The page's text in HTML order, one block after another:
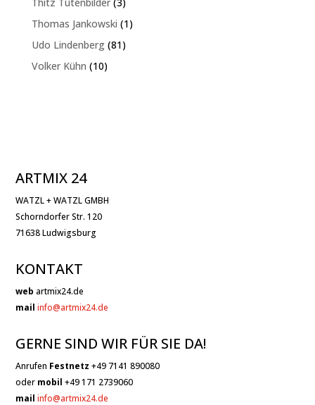
Produkte
Thomas Jankowski 11
Udo Lindenberg 8181
Volker Kühn 1010
ARTMIX 24
WATZL + WATZL GMBH
Schorndorfer Str. 120
71638 Ludwigsburg
KONTAKT
web artmix24.de
mail info@artmix24.de
GERNE SIND WIR FÜR SIE DA!
Anrufen Festnetz +49 7141 890080
oder mobil +49 171 2739060
mailinfo@artmix24.de